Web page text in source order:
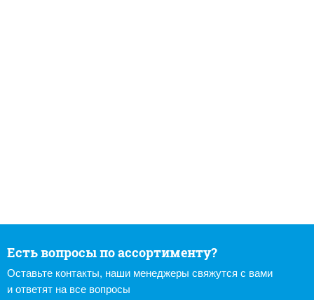
Есть вопросы по ассортименту?
Оставьте контакты, наши менеджеры свяжутся с вами
и ответят на все вопросы